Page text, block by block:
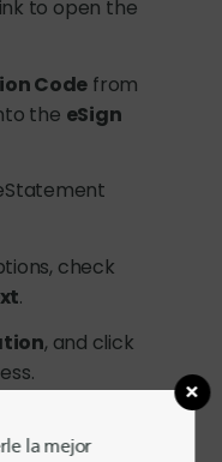
to open the
Code from
the eSign
check
.
, and click
la mejor